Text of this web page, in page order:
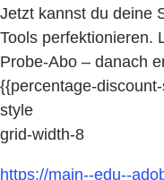
Jetzt kannst du deine
Tools perfektionieren.
Probe-Abo – danach
{{percentage-
style
grid-width-8
https://main--edu--